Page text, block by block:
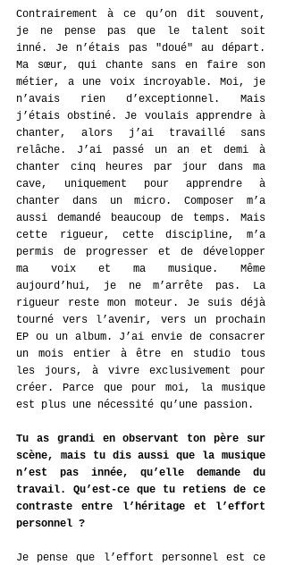
Contrairement à ce qu’on dit souvent,
je ne pense pas que le talent soit
inné. Je n’étais pas "doué" au départ.
Ma sœur, qui chante sans en faire son
métier, a une voix incroyable. Moi, je
n’avais rien d’exceptionnel. Mais
j’étais obstiné. Je voulais apprendre à
chanter, alors j’ai travaillé sans
relâche. J’ai passé un an et demi à
chanter cinq heures par jour dans ma
cave, uniquement pour apprendre à
chanter dans un micro. Composer m’a
aussi demandé beaucoup de temps. Mais
cette rigueur, cette discipline, m’a
permis de progresser et de développer
ma voix et ma musique. Même
aujourd’hui, je ne m’arrête pas. La
rigueur reste mon moteur. Je suis déjà
tourné vers l’avenir, vers un prochain
EP ou un album. J’ai envie de consacrer
un mois entier à être en studio tous
les jours, à vivre exclusivement pour
créer. Parce que pour moi, la musique
est plus une nécessité qu’une passion.
Tu as grandi en observant ton père sur
scène, mais tu dis aussi que la musique
n’est pas innée, qu’elle demande du
travail. Qu’est-ce que tu retiens de ce
contraste entre l’héritage et l’effort
personnel ?
Je pense que l’effort personnel est ce